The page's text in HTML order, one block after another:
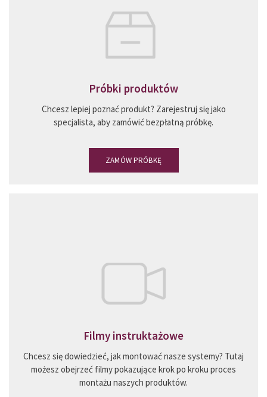
certyfikaty, detale konstrukcyjne.
Próbki produktów
Chcesz lepiej poznać produkt? Zarejestruj się jako
specjalista, aby zamówić bezpłatną próbkę.
ZAMÓW PRÓBKĘ
Filmy instruktażowe
Chcesz się dowiedzieć, jak montować nasze systemy? Tutaj
możesz obejrzeć filmy pokazujące krok po kroku proces
montażu naszych produktów.